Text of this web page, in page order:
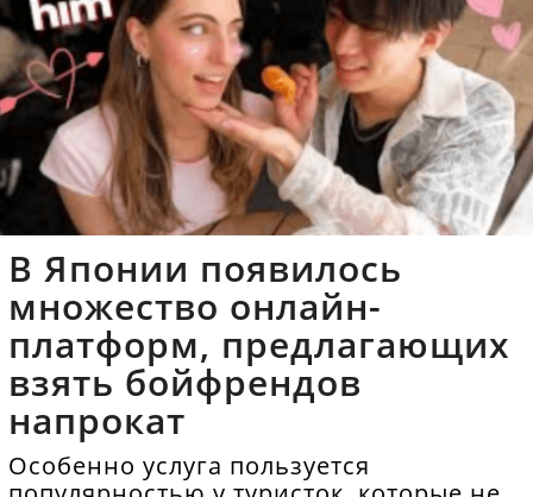
В Японии появилось
множество онлайн-
платформ, предлагающих
взять бойфрендов
напрокат
Особенно услуга пользуется